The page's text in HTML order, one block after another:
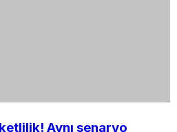
Aynı senaryo